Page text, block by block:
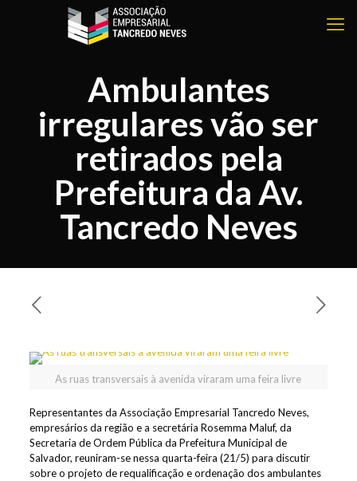
Ambulantes
irregulares vão ser
retirados pela
Prefeitura da Av.
Tancredo Neves
As ruas transversais à avenida viraram uma feira livre
Representantes da Associação Empresarial Tancredo Neves,
empresários da região e a secretária Rosemma Maluf, da
Secretaria de Ordem Pública da Prefeitura Municipal de
Salvador, reuniram-se nessa quarta-feira (21/5) para discutir
sobre o projeto de requalificação e ordenação dos ambulantes